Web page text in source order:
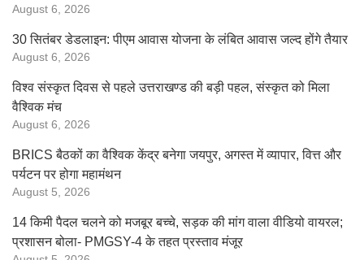
August 6, 2026
30 सितंबर डेडलाइन: पीएम आवास योजना के लंबित आवास जल्द होंगे तैयार
August 6, 2026
विश्व संस्कृत दिवस से पहले उत्तराखण्ड की बड़ी पहल, संस्कृत को मिला
वैश्विक मंच
August 6, 2026
BRICS बैठकों का वैश्विक केंद्र बनेगा जयपुर, अगस्त में व्यापार, वित्त और
पर्यटन पर होगा महामंथन
August 5, 2026
14 किमी पैदल चलने को मजबूर बच्चे, सड़क की मांग वाला वीडियो वायरल;
प्रशासन बोला- PMGSY-4 के तहत प्रस्ताव मंजूर